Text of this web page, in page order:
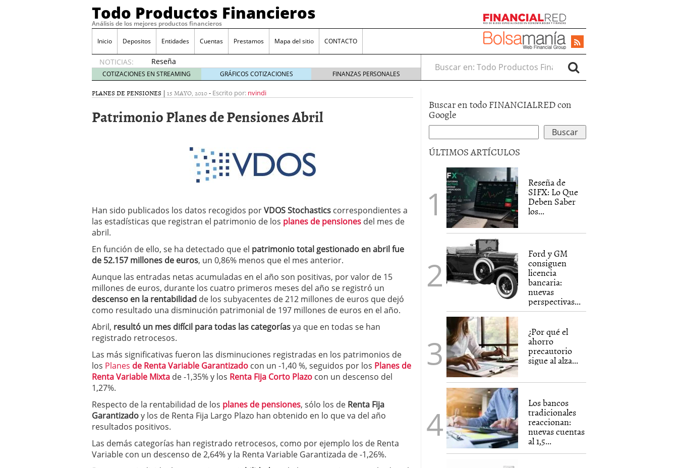
Todo Productos Financieros
Análisis de los mejores productos financieros
Inicio Depositos Entidades Cuentas Prestamos Mapa del sitio CONTACTO
NOTICIAS:
Reseña
de SIFX:
Lo Que
Deben
los
Traders
Ford y GM consiguen licencia bancaria: nuevas perspectivas para productos
financieros ligados al sector automotriz
presión de los neobancos 12/01/2026
Depósitos al 4 % siguen vigentes en varias entidades: ¿qué plazos y
COTIZACIONES EN STREAMING GRÁFICOS COTIZACIONES FINANZAS PERSONALES
Buscar en:
PLANES DE PENSIONES | 15 MAYO, 2010- Escrito por: nvindi
Patrimonio Planes de Pensiones Abril
Han sido publicados los datos recogidos porVDOS Stochastics correspondientes a
las estadísticas que registran el patrimonio de los planes de pensiones del mes de
abril.
En función de ello, se ha detectado que el patrimonio total gestionado en abril fue
de 52.157 millones de euros, un 0,86% menos que el mes anterior.
Aunque las entradas netas acumuladas en el año son positivas, por valor de 15
millones de euros, durante los cuatro primeros meses del año se registró un
descenso en la rentabilidad de los subyacentes de 212 millones de euros que dejó
como resultado una disminución patrimonial de 197 millones de euros en el año.
Abril, resultó un mes difícil para todas las categoríasya que en todas se han
registrado retrocesos.
Las más significativas fueron las disminuciones registradas en los patrimonios de
los Planes de Renta Variable Garantizado con un -1,40 %, seguidos por los Planes de
Renta Variable Mixta de -1,35% y los Renta Fija Corto Plazo con un descenso del
1,27%.
Respecto de la rentabilidad de los planes de pensiones, sólo los de Renta Fija
Garantizadoy los de Renta Fija Largo Plazo han obtenido en lo que va del año
resultados positivos.
Las demás categorías han registrado retrocesos, como por ejemplo los de Renta
Variable con un descenso de 2,64% y la Renta Variable Garantizada de -1,26%.
Buscar en todo FINANCIALRED con
Google
ÚLTIMOS ARTÍCULOS
Reseña de
SIFX: Lo Que
Deben Saber
los...
Ford y GM
consiguen
licencia
bancaria:
nuevas
perspectivas...
¿Por qué el
ahorro
precautorio
sigue al alza...
Los bancos
tradicionales
reaccionan:
nuevas cuentas
al 1,5...